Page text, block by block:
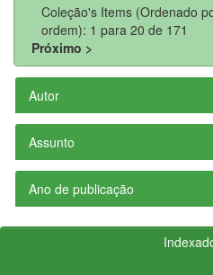
Coleção's Items (Ordenado
ordem): 1 para 20 de 171
Próximo >
Autor
Assunto
Ano de publicação